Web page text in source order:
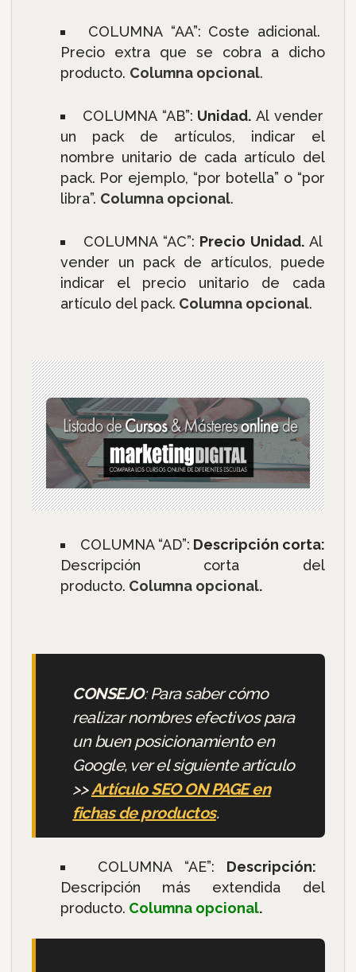
COLUMNA “AA”: Coste adicional.
Precio extra que se cobra a dicho
producto. Columna opcional.
COLUMNA “AB”: Unidad.Al vender
un pack de artículos, indicar el
nombre unitario de cada artículo del
pack. Por ejemplo, “por botella” o “por
libra”. Columna opcional.
COLUMNA “AC”: Precio Unidad.Al
vender un pack de artículos, puede
indicar el precio unitario de cada
artículo del pack. Columna opcional.
COLUMNA “AD”: Descripción corta:
Descripción corta del
producto. Columna opcional.
CONSEJO: Para saber cómo
realizar nombres efectivos para
un buen posicionamiento en
Google, ver el siguiente artículo
>>Artículo SEO ON PAGE en
fichas de productos.
COLUMNA “AE”: Descripción:
Descripción más extendida del
producto. Columna opcional.